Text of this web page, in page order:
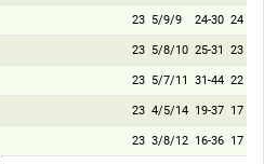
23 5/9/9 24-30 24
23 5/8/10 25-31 23
23 5/7/11 31-44 22
23 4/5/14 19-37 17
23 3/8/12 16-36 17